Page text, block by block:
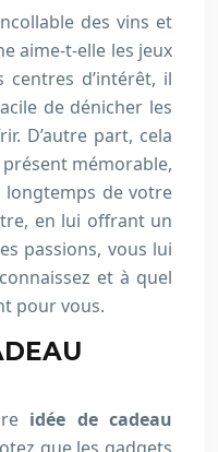
des vins et
aime-t-elle les jeux
d’intérêt, il
de dénicher les
D’autre part, cela
mémorable,
longtemps de votre
en lui offrant un
passions, vous lui
et à quel
pour vous.
idée de cadeau